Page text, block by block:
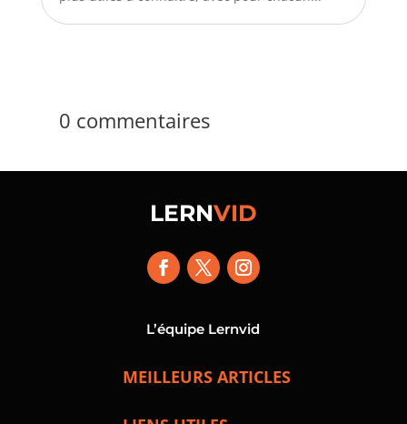
0 commentaires
LERNVID
L’équipe Lernvid
MEILLEURS ARTICLES